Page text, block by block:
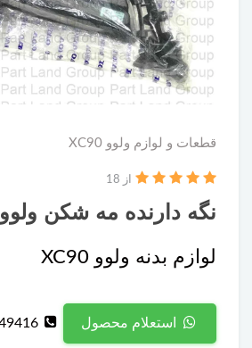
قطعات و لوازم ولوو XC90
نگه دارنده مه شکن ولوو XC90
از 18
لوازم بدنه ولوو XC90
استعلام محصول